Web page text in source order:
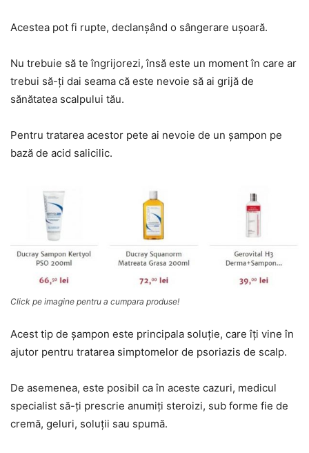
Acestea pot fi rupte, declanşând o sângerare uşoară.
Nu trebuie să te îngrijorezi, însă este un moment în care ar
trebui să-ţi dai seama că este nevoie să ai grijă de
sănătatea scalpului tău.
Pentru tratarea acestor pete ai nevoie de un şampon pe
bază de acid salicilic.
Click pe imagine pentru a cumpara produse!
Acest tip de şampon este principala soluţie, care îţi vine în
ajutor pentru tratarea simptomelor de psoriazis de scalp.
De asemenea, este posibil ca în aceste cazuri, medicul
specialist să-ţi prescrie anumiţi steroizi, sub forme fie de
cremă, geluri, soluţii sau spumă.